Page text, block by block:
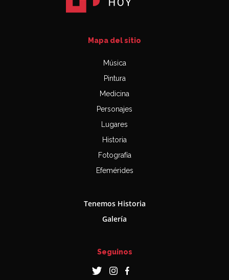
Mapa del sitio
Música
Pintura
Medicina
Personajes
Lugares
Historia
Fotografía
Efemérides
Tenemos Historia
Galería
Seguinos